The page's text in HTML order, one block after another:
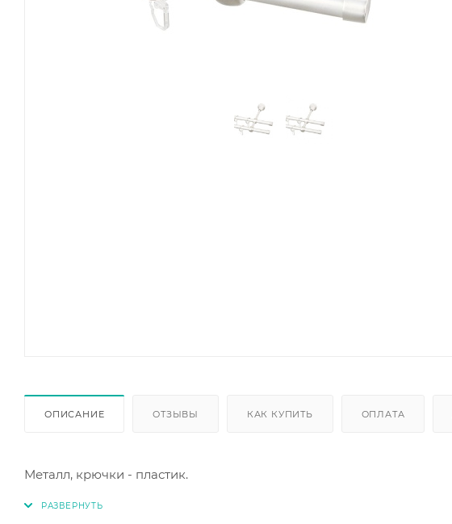
ОПИСАНИЕ ОТЗЫВЫ КАК КУПИТЬ ОПЛАТА
Металл, крючки - пластик.